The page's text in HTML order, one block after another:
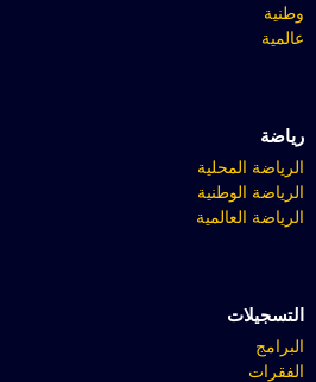
وطنية
عالمية
رياضة
الرياضة المحلية
الرياضة الوطنية
الرياضة العالمية
التسجيلات
البرامج
الفقرات